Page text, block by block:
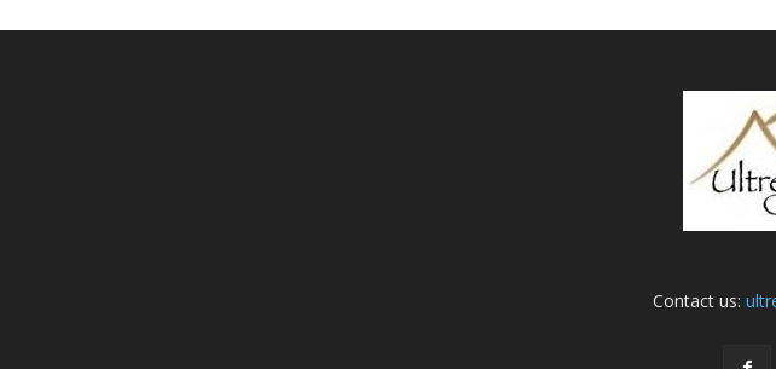
Contact us: